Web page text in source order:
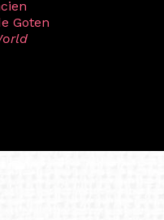
et
encore,
tendre